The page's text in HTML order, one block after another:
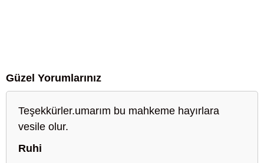
Güzel Yorumlarınız
Teşekkürler.umarım bu mahkeme hayırlara
vesile olur.
Ruhi